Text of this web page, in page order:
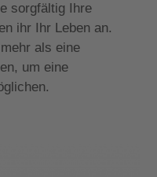
sorgfältig Ihre
ihr Ihr Leben an.
als eine
um eine